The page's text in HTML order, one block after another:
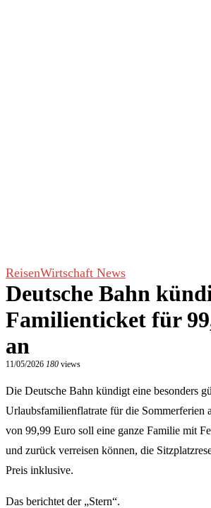
ReisenWirtschaft News
Deutsche Bahn
Familienticket für
an
11/05/2026 180 views
Die Deutsche Bahn kündigt eine besonders
Urlaubsfamilienflatrate für die Sommerferien
von 99,99 Euro soll eine ganze Familie mit
und zurück verreisen können, die
Preis inklusive.
Das berichtet der „Stern“.